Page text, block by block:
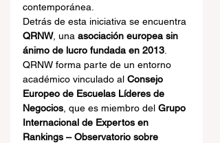
contemporánea.
Detrás de esta iniciativa se encuentra
QRNW, una asociación europea sin
ánimo de lucro fundada en 2013
QRNW forma parte de un entorno
académico vinculado al Consejo
Europeo de Escuelas Líderes de
Negocios , que es miembro del Grupo
Internacional de Expertos en
Rankings – Observatorio sobre